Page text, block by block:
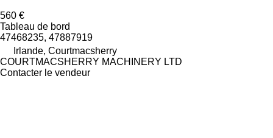
560 €
Tableau de bord
47468235, 47887919
Irlande, Courtmacsherry
COURTMACSHERRY MACHINERY LTD
Contacter le vendeur